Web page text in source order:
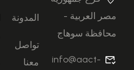
مصر العربية -
محافظة سوهاج
info@aact-
المدونة
تواصل
معنا